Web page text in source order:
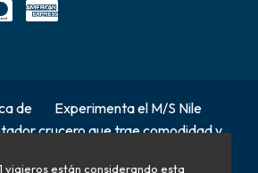
viajeros están considerando esta
de
Experimenta el M/S Nile
crucero que trae comodidad y